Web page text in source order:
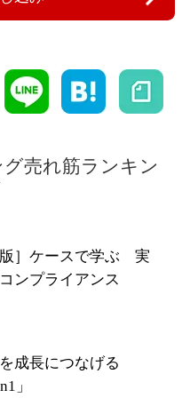
売れ筋ランキン
版］ケースで学ぶ 実
ンプライアンス
成長につなげる
」